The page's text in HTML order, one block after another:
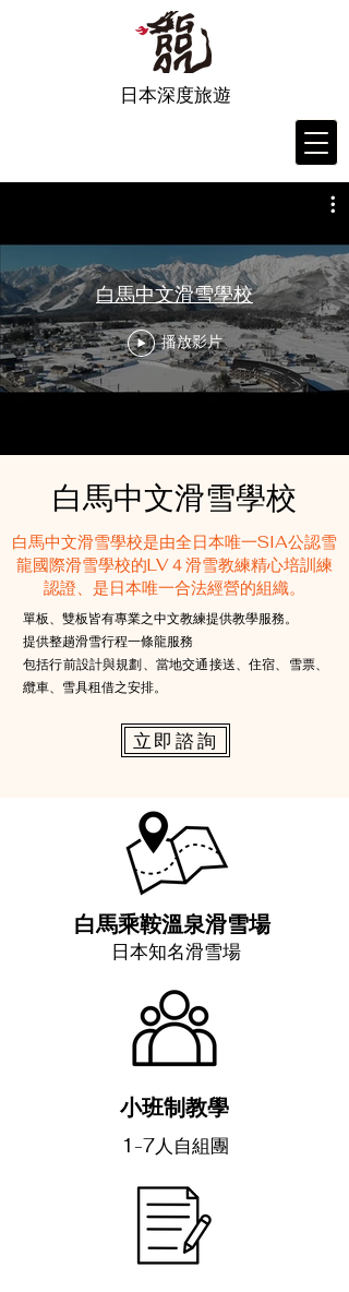
日本深度旅遊
白馬中文滑雪學校
播放影片
白馬中文滑雪學校
​白馬中文滑雪學校是由全日本唯一SIA公認雪
龍國際滑雪學校的LV４滑雪教練精心培訓練
認證、是日本唯一合法經營的組織。
單板、雙板皆有專業之中文教練提供教學服務。
提供整趟滑雪行程一條龍服務
包括行前設計與規劃、當地交通接送、住宿、雪票、
纜車、雪具租借之安排。
立即諮詢
白馬乘鞍溫泉滑雪場
​日本知名滑雪場
小班制教學
1-7人自組團